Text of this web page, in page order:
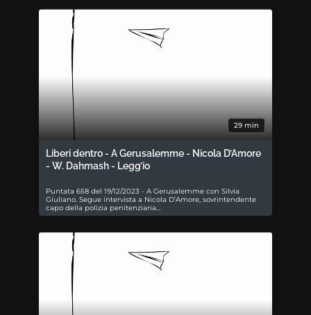
29 min
Liberi dentro - A Gerusalemme - Nicola D’Amore
- W. Dahmash - Legg’io
Puntata 658 del 19/12/2023 - A Gerusalemme con Silvia
Giuliano. Segue intervista a Nicola D’Amore, sovrintendente
capo della polizia penitenziaria…